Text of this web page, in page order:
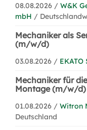
08.08.2026 / W&K
mbH /
Mechaniker als
(m/w/d)
03.08.2026 / EKATO
Mechaniker für
Montage (m/w/d)
01.08.2026 / Witron
Deutschland